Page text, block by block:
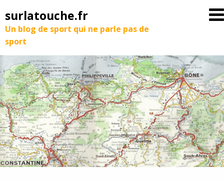
surlatouche.fr
Un blog de sport qui ne parle pas de
sport